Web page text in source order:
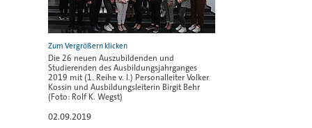
Die 26 neuen Auszubildenden und
Studierenden des Ausbildungsjahrganges
2019 mit (1. Reihe v. l.) Personalleiter Volker
Kossin und Ausbildungsleiterin Birgit Behr
(Foto: Rolf K. Wegst)
02.09.2019